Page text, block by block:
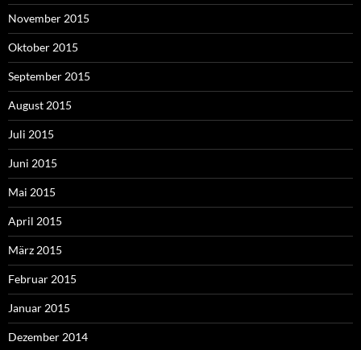
November 2015
Oktober 2015
September 2015
August 2015
Juli 2015
Juni 2015
Mai 2015
April 2015
März 2015
Februar 2015
Januar 2015
Dezember 2014